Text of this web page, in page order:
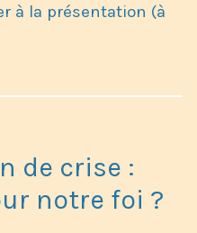
à la présentation (à
de crise :
notre foi ?